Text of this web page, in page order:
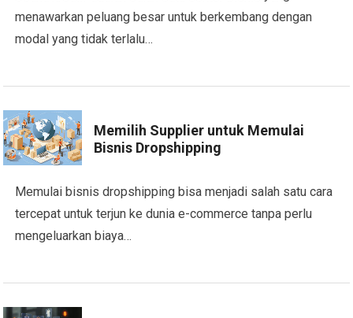
menawarkan peluang besar untuk berkembang dengan
modal yang tidak terlalu…
Memilih Supplier untuk Memulai
Bisnis Dropshipping
Memulai bisnis dropshipping bisa menjadi salah satu cara
tercepat untuk terjun ke dunia e-commerce tanpa perlu
mengeluarkan biaya…